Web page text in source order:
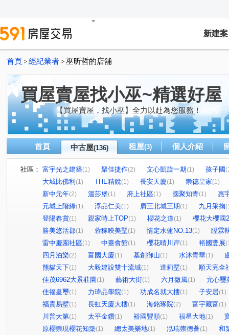
新建案
首頁 > 經紀業者 > 巫昕哲的店舖
買屋賣屋找小巫~精選好屋
【買屋賣屋，找小巫】全力以赴為您服務！
首頁 中古屋(136) 租屋(3) 個人介紹
社區： 富宇光之建築(1) 聚佳捷作(2) 文心凱旋一期(1) 孩子國
大城比佛利 (1) THE精銳(1) 長安天廈(1) 崇德皇家(1)
新中元年(2) 溫莎堡(1) 府上社區(1) 國聚知青(1)
惠
元城上階綠(1) 淳品仁美(1) 廣三北城三期(1) 九月采掬
登陽春賞(1) 親家時上TOP(1) 櫻花之道(1)
櫻花大櫻國2
勝美悠活郡(1) 蓉稼映美墅(1) 情定水蓮NO.13(1)
陞霖
雷中慶園社區(1) 中臺會館(1) 櫻花晴川岸(1) 裕國豐展
四月泊樂(2) 富國大廈(1) 基創御山(1) 水沐青華(1)
熊貓天下(1) 大毅建設雙十流域(1) 達莉墅(1)
順天完全
佳茂6962大景莊園 (1) 藝術大街(1) 六月微風(1)
元心璽
佳福皇璽(1) 力瑋品學院(1) 功成名就大樓(1) 子安居(1)
福貴易墅(1) 長虹天廈大樓(1) 海銘琢院(2) 富宇藏富(1)
川普大第(1) 太平金鑽(1) 裕國豐順(1) 福星大地(1)
原櫻崇現櫻花知築(1) 總太美樂地(1) 泓瑞崇德薈(1)
和